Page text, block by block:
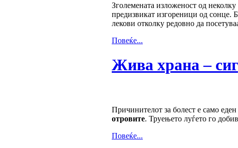
Зголемената изложеност од
предизвикат изгореници од сонце.
лекови отколку редовно да
Повеќе...
Жива храна –
Причинителот за болест е само еден
отровите. Труењето луѓето го
Повеќе...